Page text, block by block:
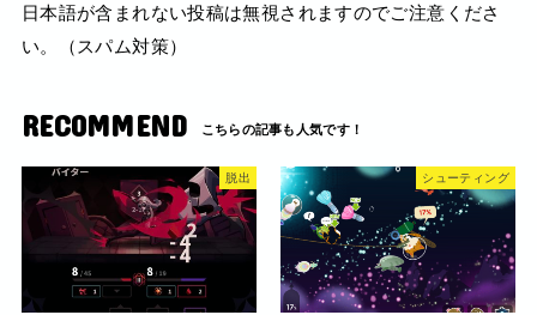
日本語が含まれない投稿は無視されますのでご注意くださ
い。（スパム対策）
RECOMMEND
脱出 シューティング